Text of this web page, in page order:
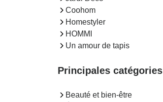
Coohom
Homestyler
HOMMI
Un amour de tapis
Principales catégories
Beauté et bien-être